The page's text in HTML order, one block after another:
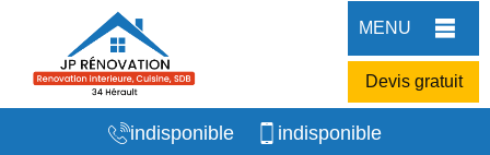
MENU
Devis gratuit
indisponible indisponible